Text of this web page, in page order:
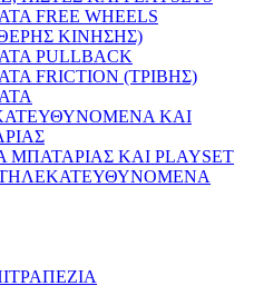
FREE WHEELS
ΚΙΝΗΣΗΣ)
PULLBACK
FRICTION (ΤΡΙΒΗΣ)
ΚΑΙ
ΜΠΑΤΑΡΙΑΣ ΚΑΙ PLAYSET
ΤΗΛΕΚΑΤΕΥΘΥΝΟΜΕΝΑ